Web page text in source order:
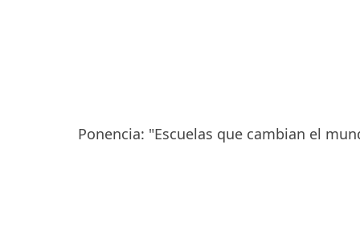
Ponencia: "Escuelas que cambian el